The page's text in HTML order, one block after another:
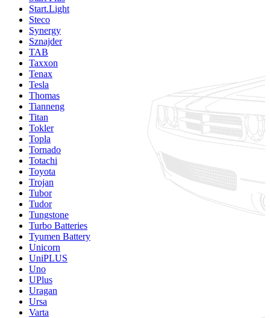
Start.Light
Steco
Synergy
Sznajder
TAB
Taxxon
Tenax
Tesla
Thomas
Tianneng
Titan
Tokler
Topla
Tornado
Totachi
Toyota
Trojan
Tubor
Tudor
Tungstone
Turbo Batteries
Tyumen Battery
Unicorn
UniPLUS
Uno
UPlus
Uragan
Ursa
Varta